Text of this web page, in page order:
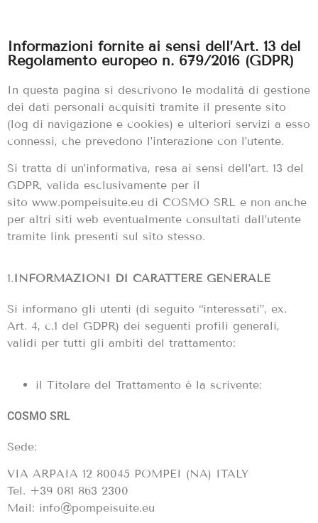
Informazioni fornite ai sensi dell’Art. 13 del
Regolamento europeo n. 679/2016 (GDPR)
In questa pagina si descrivono le modalità di gestione
dei dati personali acquisiti tramite il presente sito
(log di navigazione e cookies) e ulteriori servizi a esso
connessi, che prevedono l’interazione con l’utente.
Si tratta di un’informativa, resa ai sensi dell’art. 13 del
GDPR, valida esclusivamente per il
sito www.pompeisuite.eu di COSMO SRL e non anche
per altri siti web eventualmente consultati dall’utente
tramite link presenti sul sito stesso.
1.INFORMAZIONI DI CARATTERE GENERALE
Si informano gli utenti (di seguito “interessati”, ex.
Art. 4, c.1 del GDPR) dei seguenti profili generali,
validi per tutti gli ambiti del trattamento:
il Titolare del Trattamento è la scrivente:
COSMO SRL
Sede:
VIA ARPAIA 12 80045 POMPEI (NA) ITALY
Tel. +39 081 863 2300
Mail: info@pompeisuite.eu